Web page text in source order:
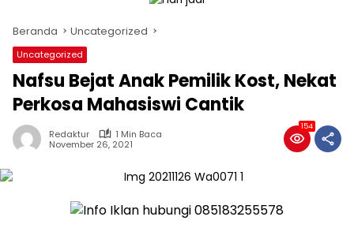
Beranda Uncategorized
Uncategorized
Nafsu Bejat Anak Pemilik Kost, Nekat
Perkosa Mahasiswi Cantik
Redaktur
1 Min Baca
November 26, 2021
154